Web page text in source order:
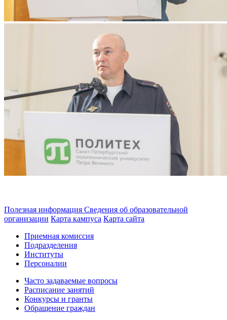
Полезная информация Сведения об образовательной
организации Карта кампуса Карта сайта
Приемная комиссия
Подразделения
Институты
Персоналии
Часто задаваемые вопросы
Расписание занятий
Конкурсы и гранты
Обращение граждан